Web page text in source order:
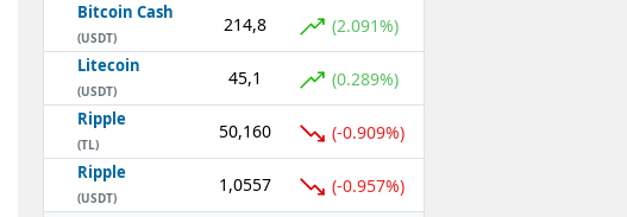
Bitcoin Cash
(USDT)
214,8 (2.091%)
Litecoin
(USDT)
45,1 (0.289%)
Ripple
(TL)
50,160 (-0.909%)
Ripple
(USDT)
1,0557 (-0.957%)